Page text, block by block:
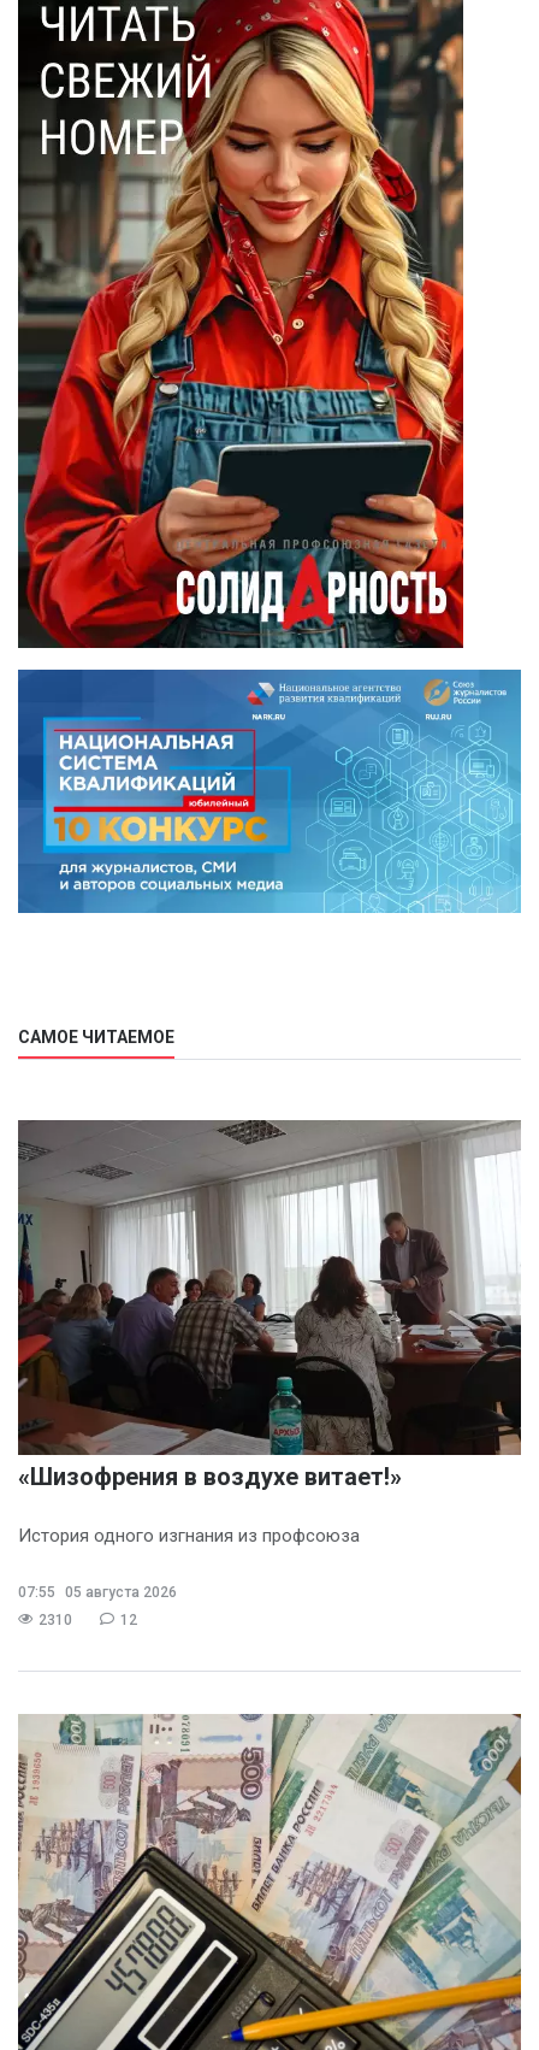
САМОЕ ЧИТАЕМОЕ
«Шизофрения в воздухе витает!»
История одного изгнания из профсоюза
07:55
05 августа 2026
2310
12